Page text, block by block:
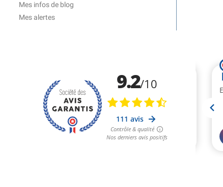
Mes infos de blog
Mes alertes